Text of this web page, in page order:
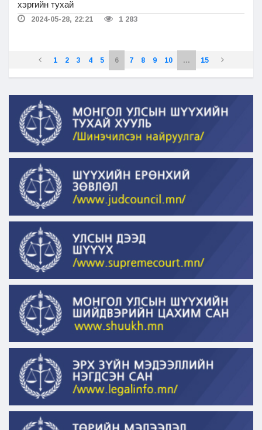
хэргийн тухай
2024-05-28, 22:21 1 283
1 2 3 4 5 6 7 8 9 10 ... 15